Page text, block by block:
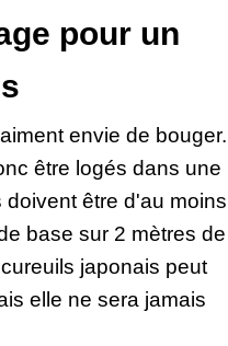
pour un
envie de bouger.
être logés dans une
être d'au moins
base sur 2 mètres de
japonais peut
elle ne sera jamais